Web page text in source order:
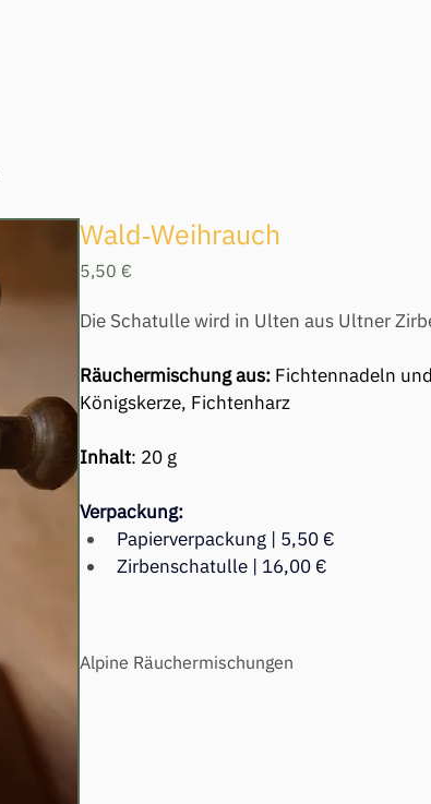
Wald‐Weihrauch
5,50 €Preis
Die Schatulle wird in Ulten aus Ultner
Räuchermischung aus: Fichtennadeln
Königskerze, Fichtenharz
Inhalt: 20 g
Verpackung:
Papierverpackung | 5,50 €
Zirbenschatulle | 16,00 €
Alpine Räuchermischungen